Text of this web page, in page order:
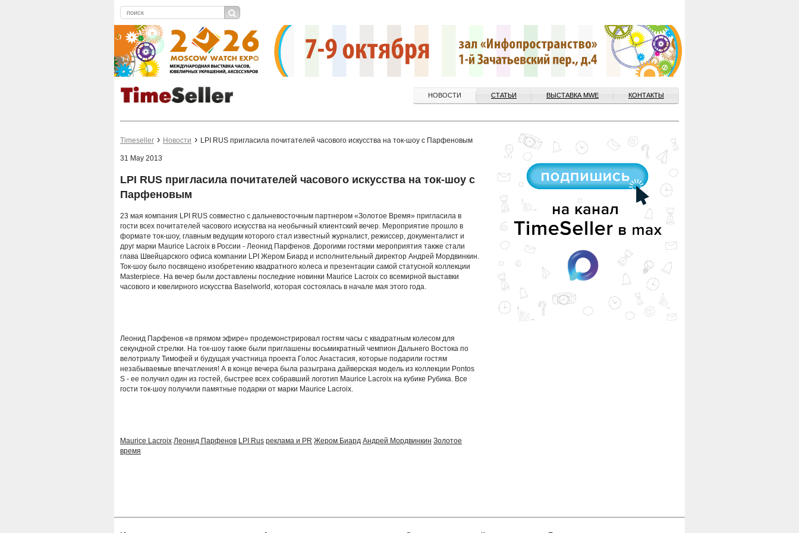
НОВОСТИ СТАТЬИ ВЫСТАВКА MWE КОНТАКТЫ
Timeseller Новости LPI RUS пригласила почитателей часового искусства на ток-шоу с Парфеновым
31 May 2013
LPI RUS пригласила почитателей часового искусства на ток-шоу с
Парфеновым
23 мая компания LPI RUS совместно с дальневосточным партнером «Золотое Время» пригласила в
гости всех почитателей часового искусства на необычный клиентский вечер. Мероприятие прошло в
формате ток-шоу, главным ведущим которого стал известный журналист, режиссер, документалист и
друг марки Maurice Lacroix в России - Леонид Парфенов. Дорогими гостями мероприятия также стали
глава Швейцарского офиса компании LPI Жером Биард и исполнительный директор Андрей Мордвинкин.
Ток-шоу было посвящено изобретению квадратного колеса и презентации самой статусной коллекции
Masterpiece. На вечер были доставлены последние новинки Maurice Lacroix со всемирной выставки
часового и ювелирного искусства Baselworld, которая состоялась в начале мая этого года.
Леонид Парфенов «в прямом эфире» продемонстрировал гостям часы с квадратным колесом для
секундной стрелки. На ток-шоу также были приглашены восьмикратный чемпион Дальнего Востока по
велотриалу Тимофей и будущая участница проекта Голос Анастасия, которые подарили гостям
незабываемые впечатления! А в конце вечера была разыграна дайверская модель из коллекции Pontos
S - ее получил один из гостей, быстрее всех собравший логотип Maurice Lacroix на кубике Рубика. Все
гости ток-шоу получили памятные подарки от марки Maurice Lacroix.
Maurice Lacroix Леонид Парфенов LPI Rus реклама и PR Жером Биард Андрей Мордвинкин Золотое
время